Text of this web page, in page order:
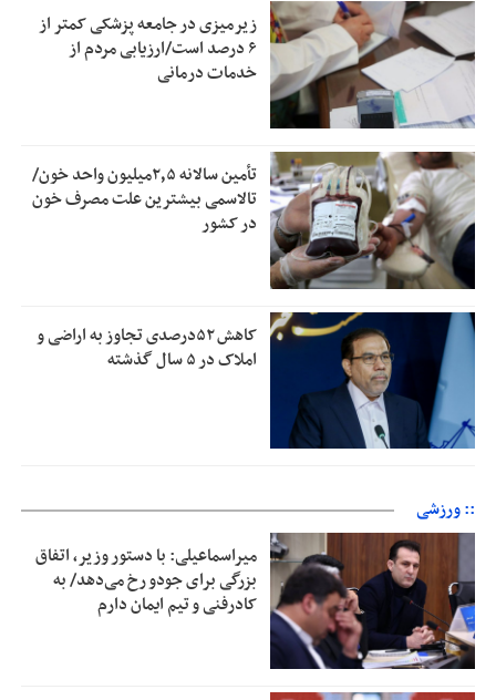
زیرمیزی در جامعه پزشکی کمتر از
۶ درصد است/ارزیابی مردم از
خدمات درمانی
تأمین سالانه ۲٫۵میلیون واحد خون/
تالاسمی بیشترین علت مصرف‌ خون
در کشور
کاهش ۵۲درصدی تجاوز به اراضی و
املاک در ۵ سال گذشته
:: ورزشی
میراسماعیلی: با دستور وزیر، اتفاق
بزرگی برای جودو رخ می‌دهد/ به
کادرفنی و تیم ایمان دارم